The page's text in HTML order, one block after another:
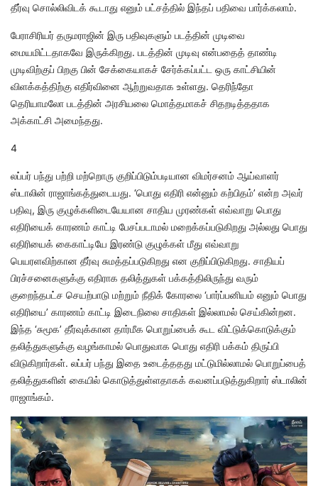
தீர்வு சொல்லிவிடக் கூடாது எனும் பட்சத்தில் இந்தப் பதிவை பார்க்கலாம்.
பேராசிரியர் தருமராஜின் இரு பதிவுகளும் படத்தின் முடிவை
மையமிட்டதாகவே இருக்கிறது. படத்தின் முடிவு என்பதைத் தாண்டி
முடிவிற்குப் பிறகு பின் சேக்கையாகச் சேர்க்கப்பட்ட ஒரு காட்சியின்
விளக்கத்திற்கு எதிர்வினை ஆற்றுவதாக உள்ளது. தெரிந்தோ
தெரியாமலோ படத்தின் அரசியலை மொத்தமாகச் சிதறடித்ததாக
அக்காட்சி அமைந்தது.
4
லப்பர் பந்து பற்றி மற்றொரு குறிப்பிடும்படியான விமர்சனம் ஆய்வாளர்
ஸ்டாலின் ராஜாங்கத்துடையது. ‘பொது எதிரி என்னும் கற்பிதம்’ என்ற அவர்
பதிவு, இரு குழுக்களிடையேயான சாதிய முரண்கள் எவ்வாறு பொது
எதிரியைக் காரணம் காட்டி பேசப்படாமல் மறைக்கப்படுகிறது அல்லது பொது
எதிரியைக் கைகாட்டியே இரண்டு குழுக்கள் மீது எவ்வாறு
பெயரளவிற்கான தீர்வு சுமத்தப்படுகிறது என குறிப்பிடுகிறது. சாதியப்
பிரச்சனைகளுக்கு எதிராக தலித்துகள் பக்கத்திலிருந்து வரும்
குறைந்தபட்ச செயற்பாடு மற்றும் நீதிக் கோரலை ‘பார்ப்பனியம் எனும் பொது
எதிரியை’ காரணம் காட்டி இடைநிலை சாதிகள் இல்லாமல் செய்கின்றன.
இந்த ‘சுமூக’ தீர்வுக்கான தார்மீக பொறுப்பைக் கூட விட்டுக்கொடுக்கும்
தலித்துகளுக்கு வழங்காமல் பொதுவாக பொது எதிரி பக்கம் திருப்பி
விடுகிறார்கள். லப்பர் பந்து இதை உடைத்ததது மட்டுமில்லாமல் பொறுப்பைத்
தலித்துகளின் கையில் கொடுத்துள்ளதாகக் கவனப்படுத்துகிறார் ஸ்டாலின்
ராஜாங்கம்.